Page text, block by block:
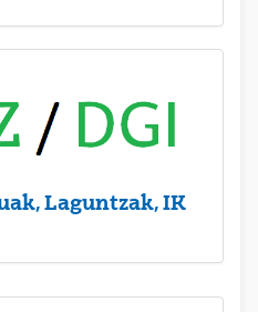
Laguntzak, IK